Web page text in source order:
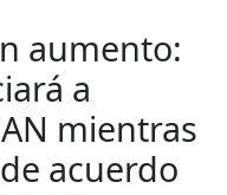
aumento:
a
mientras
acuerdo